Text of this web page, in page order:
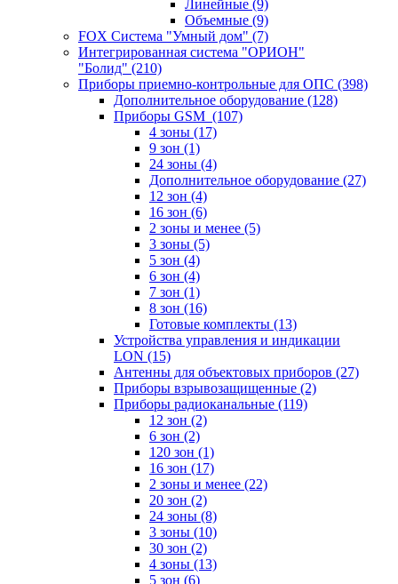
Линейные (9)
Объемные (9)
FOX Система "Умный дом" (7)
Интегрированная система "ОРИОН"
"Болид" (210)
Приборы приемно-контрольные для ОПС (398)
Дополнительное оборудование (128)
Приборы GSM (107)
4 зоны (17)
9 зон (1)
24 зоны (4)
Дополнительное оборудование (27)
12 зон (4)
16 зон (6)
2 зоны и менее (5)
3 зоны (5)
5 зон (4)
6 зон (4)
7 зон (1)
8 зон (16)
Готовые комплекты (13)
Устройства управления и индикации
LON (15)
Антенны для объектовых приборов (27)
Приборы взрывозащищенные (2)
Приборы радиоканальные (119)
12 зон (2)
6 зон (2)
120 зон (1)
16 зон (17)
2 зоны и менее (22)
20 зон (2)
24 зоны (8)
3 зоны (10)
30 зон (2)
4 зоны (13)
5 зон (6)